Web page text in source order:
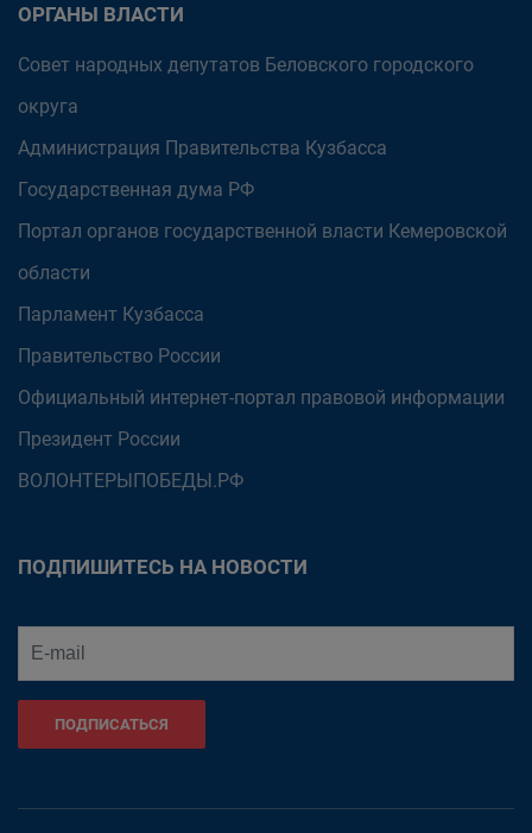
ОРГАНЫ ВЛАСТИ
Совет народных депутатов Беловского городского
округа
Администрация Правительства Кузбасса
Государственная дума РФ
Портал органов государственной власти Кемеровской
области
Парламент Кузбасса
Правительство России
Официальный интернет-портал правовой информации
Президент России
ВОЛОНТЕРЫПОБЕДЫ.РФ
ПОДПИШИТЕСЬ НА НОВОСТИ
ПОДПИСАТЬСЯ